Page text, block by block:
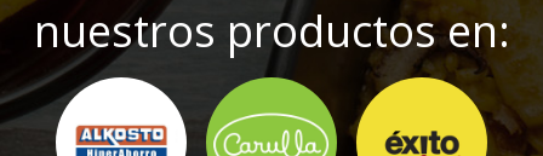
nuestros productos en: